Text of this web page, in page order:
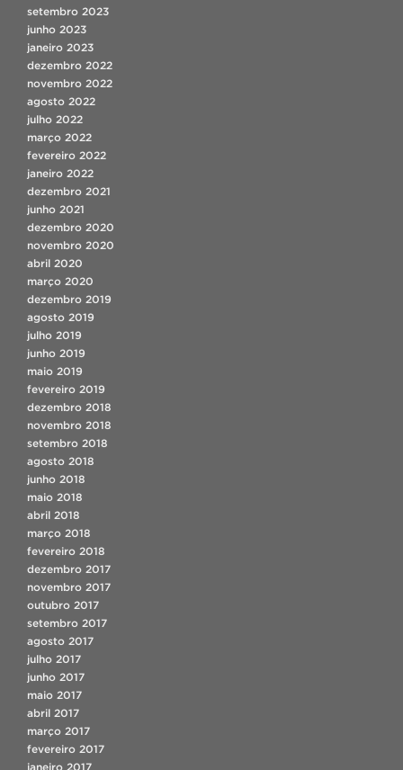
setembro 2023
junho 2023
janeiro 2023
dezembro 2022
novembro 2022
agosto 2022
julho 2022
março 2022
fevereiro 2022
janeiro 2022
dezembro 2021
junho 2021
dezembro 2020
novembro 2020
abril 2020
março 2020
dezembro 2019
agosto 2019
julho 2019
junho 2019
maio 2019
fevereiro 2019
dezembro 2018
novembro 2018
setembro 2018
agosto 2018
junho 2018
maio 2018
abril 2018
março 2018
fevereiro 2018
dezembro 2017
novembro 2017
outubro 2017
setembro 2017
agosto 2017
julho 2017
junho 2017
maio 2017
abril 2017
março 2017
fevereiro 2017
janeiro 2017